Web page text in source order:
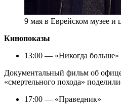
9 мая в Еврейском музее и
Кинопоказы
13:00 — «Никогда больше»
Документальный фильм об
«смертельного похода»
17:00 — «Праведник»